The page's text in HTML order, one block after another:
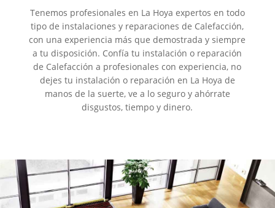
Tenemos profesionales en La Hoya expertos en todo
tipo de instalaciones y reparaciones de Calefacción,
con una experiencia más que demostrada y siempre
a tu disposición. Confía tu instalación o reparación
de Calefacción a profesionales con experiencia, no
dejes tu instalación o reparación en La Hoya de
manos de la suerte, ve a lo seguro y ahórrate
disgustos, tiempo y dinero.